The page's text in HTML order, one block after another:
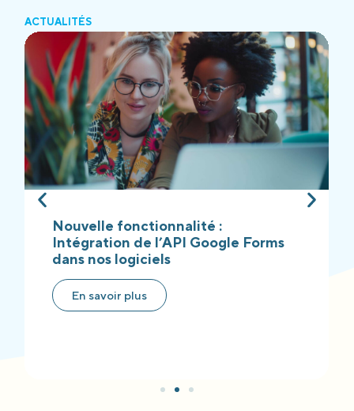
ACTUALITÉS
Nouvelle fonctionnalité :
Intégration de l’API Google Forms
dans nos logiciels
En savoir plus